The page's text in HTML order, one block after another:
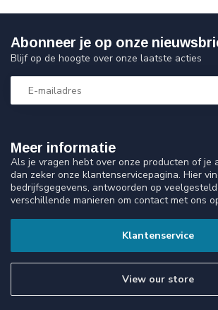
Meer informatie
Als je vragen hebt over onze producten of je
dan zeker onze klantenservicepagina. Hier
bedrijfsgegevens, antwoorden op
verschillende manieren om contact met ons
Klantenservice
View our store
Abonneer je op onze
Blijf op de hoogte over onze laatste acties